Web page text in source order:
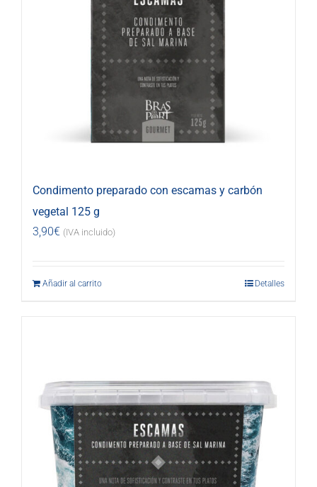
Condimento preparado con escamas y carbón
vegetal 125 g
3,90€ (IVA incluido)
Añadir al carrito Detalles